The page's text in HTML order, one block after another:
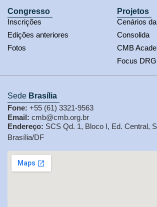
Congresso
Inscrições
Edições anteriores
Fotos
Projetos
Cenários
Consolida
CMB
Focus
Sede Brasília
Fone: +55 (61) 3321-9563
Email: cmb@cmb.org.br
Endereço: SCS Qd. 1, Bloco I, Ed. Central,
Brasília/DF